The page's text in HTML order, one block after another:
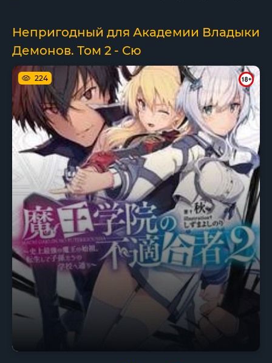
Непригодный для Академии Владыки
Демонов. Том 2 - Сю
224